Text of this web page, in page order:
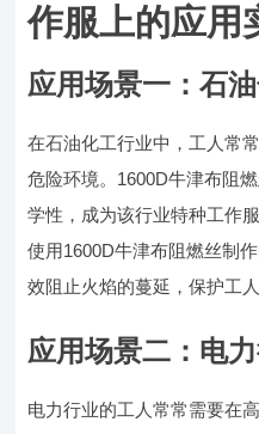
作服上的应用
应用场景一：石
在石油化工行业中，工人常
危险环境。1600D牛津布阻
学性，成为该行业特种工作
使用1600D牛津布阻燃丝制
效阻止火焰的蔓延，保护工
应用场景二：电
电力行业的工人常常需要在